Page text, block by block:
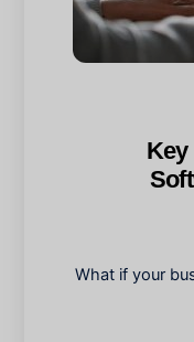
What if your